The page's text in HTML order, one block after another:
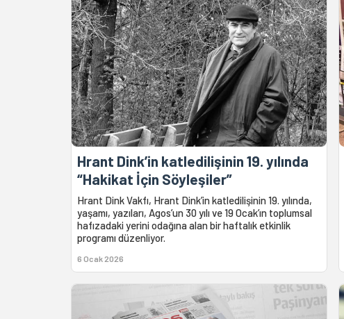
Hrant Dink’in katledilişinin 19. yılında
“Hakikat İçin Söyleşiler”
Hrant Dink Vakfı, Hrant Dink’in katledilişinin 19. yılında,
yaşamı, yazıları, Agos’un 30 yılı ve 19 Ocak’ın toplumsal
hafızadaki yerini odağına alan bir haftalık etkinlik
programı düzenliyor.
6 Ocak 2026